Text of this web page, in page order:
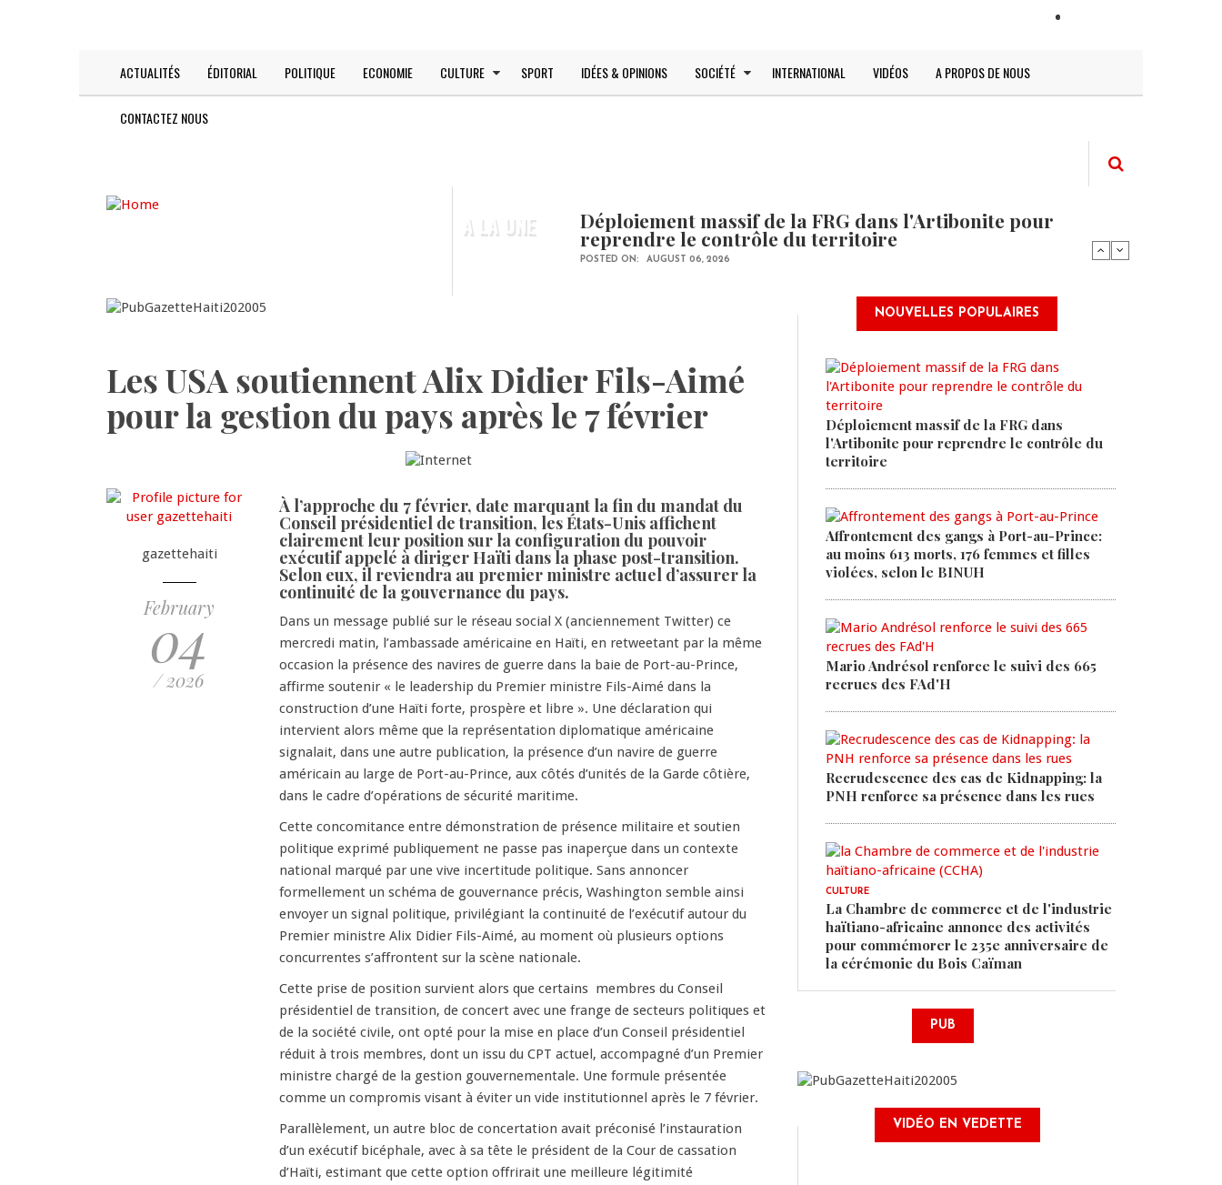
Main
navigation
ACTUALITÉS ÉDITORIAL POLITIQUE ECONOMIE CULTURE SPORT IDÉES & OPINIONS SOCIÉTÉ INTERNATIONAL VIDÉOS A PROPOS DE NOUS
CONTACTEZ NOUS
A LA UNE Déploiement massif de la FRG dans l'Artibonite pour
reprendre le contrôle du territoire
POSTED ON: AUGUST 06, 2026
Les USA soutiennent Alix Didier Fils-Aimé
pour la gestion du pays après le 7 février
gazettehaiti
February
04
/ 2026
À l’approche du 7 février, date marquant la fin du mandat du
Conseil présidentiel de transition, les États-Unis affichent
clairement leur position sur la configuration du pouvoir
exécutif appelé à diriger Haïti dans la phase post-transition.
Selon eux, il reviendra au premier ministre actuel d’assurer la
continuité de la gouvernance du pays.
Dans un message publié sur le réseau social X (anciennement Twitter) ce
mercredi matin, l’ambassade américaine en Haïti, en retweetant par la même
occasion la présence des navires de guerre dans la baie de Port-au-Prince,
affirme soutenir « le leadership du Premier ministre Fils-Aimé dans la
construction d’une Haïti forte, prospère et libre ». Une déclaration qui
intervient alors même que la représentation diplomatique américaine
signalait, dans une autre publication, la présence d’un navire de guerre
américain au large de Port-au-Prince, aux côtés d’unités de la Garde côtière,
dans le cadre d’opérations de sécurité maritime.
Cette concomitance entre démonstration de présence militaire et soutien
politique exprimé publiquement ne passe pas inaperçue dans un contexte
national marqué par une vive incertitude politique. Sans annoncer
formellement un schéma de gouvernance précis, Washington semble ainsi
envoyer un signal politique, privilégiant la continuité de l’exécutif autour du
Premier ministre Alix Didier Fils-Aimé, au moment où plusieurs options
concurrentes s’affrontent sur la scène nationale.
Cette prise de position survient alors que certains membres du Conseil
présidentiel de transition, de concert avec une frange de secteurs politiques et
de la société civile, ont opté pour la mise en place d’un Conseil présidentiel
réduit à trois membres, dont un issu du CPT actuel, accompagné d’un Premier
ministre chargé de la gestion gouvernementale. Une formule présentée
comme un compromis visant à éviter un vide institutionnel après le 7 février.
Parallèlement, un autre bloc de concertation avait préconisé l’instauration
d’un exécutif bicéphale, avec à sa tête le président de la Cour de cassation
d’Haïti, estimant que cette option offrirait une meilleure légitimité
NOUVELLES POPULAIRES
Déploiement massif de la FRG dans
l'Artibonite pour reprendre le contrôle du
territoire
Affrontement des gangs à Port-au-Prince:
au moins 613 morts, 176 femmes et filles
violées, selon le BINUH
Mario Andrésol renforce le suivi des 665
recrues des FAd'H
Recrudescence des cas de Kidnapping: la
PNH renforce sa présence dans les rues
CULTURE
La Chambre de commerce et de l'industrie
haïtiano-africaine annonce des activités
pour commémorer le 235e anniversaire de
la cérémonie du Bois Caïman
PUB
VIDÉO EN VEDETTE